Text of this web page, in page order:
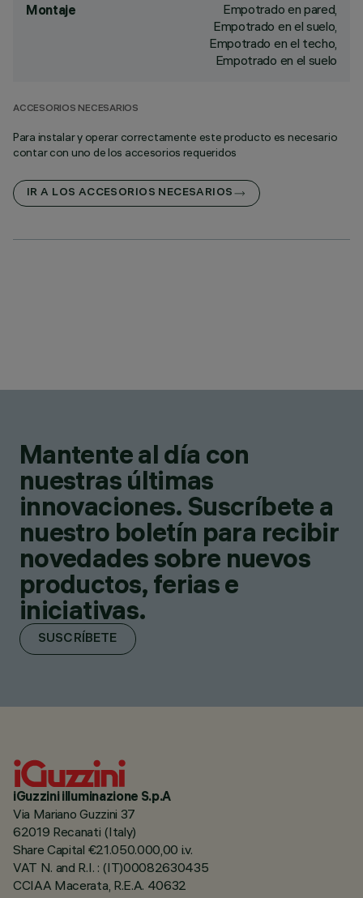
Montaje
Empotrado en pared,
Empotrado en el suelo,
Empotrado en el techo,
Empotrado en el suelo
ACCESORIOS NECESARIOS
Para instalar y operar correctamente este producto es necesario
contar con uno de los accesorios requeridos
IR A LOS ACCESORIOS NECESARIOS
Mantente al día con
nuestras últimas
innovaciones. Suscríbete a
nuestro boletín para recibir
novedades sobre nuevos
productos, ferias e
iniciativas.
SUSCRÍBETE
iGuzzini illuminazione S.p.A
Via Mariano Guzzini 37
62019 Recanati (Italy)
Share Capital €21.050.000,00 i.v.
VAT N. and R.I. : (IT)00082630435
CCIAA Macerata, R.E.A. 40632